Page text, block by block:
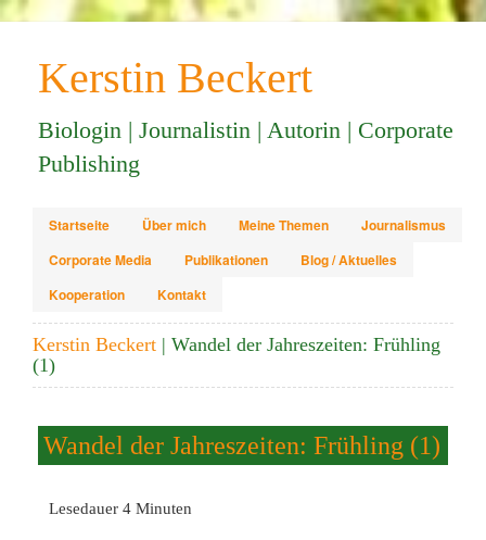
Kerstin Beckert
Biologin | Journalistin | Autorin | Corporate
Publishing
Startseite Über mich Meine Themen
Journalismus
Corporate Media
Publikationen
Blog / Aktuelles
Kooperation
Kontakt
Kerstin Beckert | Wandel der Jahreszeiten: Frühling
(1)
Wandel der Jahreszeiten: Frühling (1)
Lesedauer 4 Minuten